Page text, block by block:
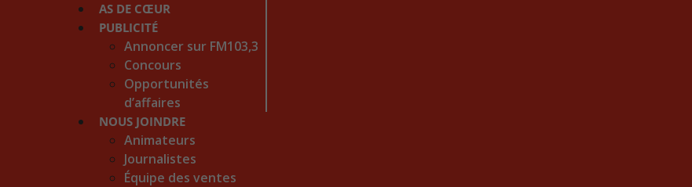
AS DE CŒUR
PUBLICITÉ
Annoncer sur FM103,3
Concours
Opportunités
d’affaires
NOUS JOINDRE
Animateurs
Journalistes
Équipe des ventes